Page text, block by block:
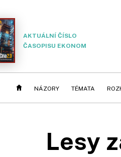
AKTUÁLNÍ ČÍSLO
ČASOPISU EKONOM
NÁZORY TÉMATA
Lesy